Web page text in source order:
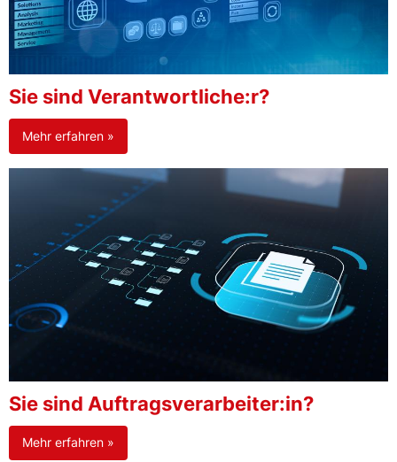
Sie sind Verantwortliche:r?
Mehr erfahren »
Sie sind Auftragsverarbeiter:in?
Mehr erfahren »